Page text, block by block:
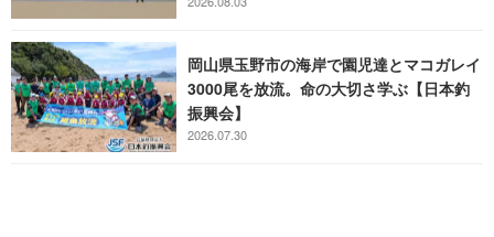
岡山県玉野市の海岸で園児達とマコガレイ
3000尾を放流。命の大切さ学ぶ【日本釣
振興会】
2026.07.30